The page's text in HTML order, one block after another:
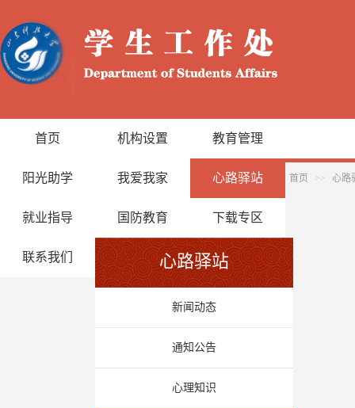
首页 机构设置 教育管理
阳光助学 我爱我家 心路驿站
就业指导 国防教育 下载专区
联系我们
首页 >> 心路
心路驿站
新闻动态
通知公告
心理知识